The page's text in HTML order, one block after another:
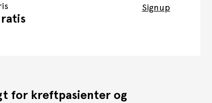
Signup
for kreftpasienter og